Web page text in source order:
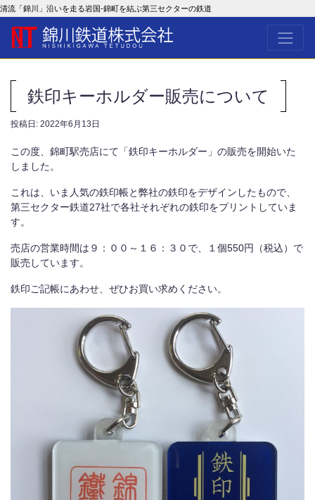
清流「錦川」沿いを走る岩国-錦町を結ぶ第三セクターの鉄道
鉄印キーホルダー販売について
投稿日: 2022年6月13日
この度、錦町駅売店にて「鉄印キーホルダー」の販売を開始いた
しました。
これは、いま人気の鉄印帳と弊社の鉄印をデザインしたもので、
第三セクター鉄道27社で各社それぞれの鉄印をプリントしていま
す。
売店の営業時間は９：００～１６：３０で、１個550円（税込）で
販売しています。
鉄印ご記帳にあわせ、ぜひお買い求めください。